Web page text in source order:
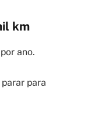
km
por ano.
para